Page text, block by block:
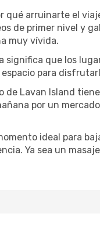
qué arruinarte el
de primer nivel y
muy vívida.
significa que los
para
Lavan Island
por un
ideal para
Ya sea un